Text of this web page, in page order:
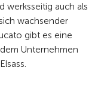
werksseitig auch als
wachsender
gibt es eine
Unternehmen